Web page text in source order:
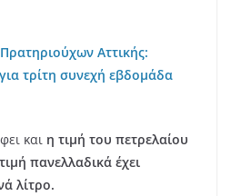
Αττικής:
τρίτη συνεχή εβδομάδα
και η τιμή του πετρελαίου
πανελλαδικά έχει
λίτρο.